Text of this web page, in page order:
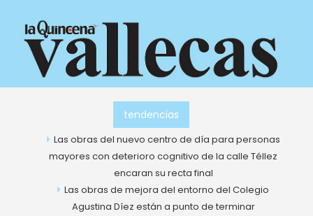
contenido
tendencias
Las obras del nuevo centro de día para personas
mayores con deterioro cognitivo de la calle Téllez
encaran su recta final
Las obras de mejora del entorno del Colegio
Agustina Díez están a punto de terminar